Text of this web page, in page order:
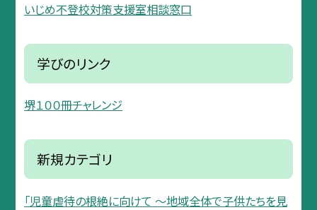
いじめ不登校対策支援室相談窓口
学びのリンク
堺１００冊チャレンジ
新規カテゴリ
「児童虐待の根絶に向けて 〜地域全体で子供たちを見